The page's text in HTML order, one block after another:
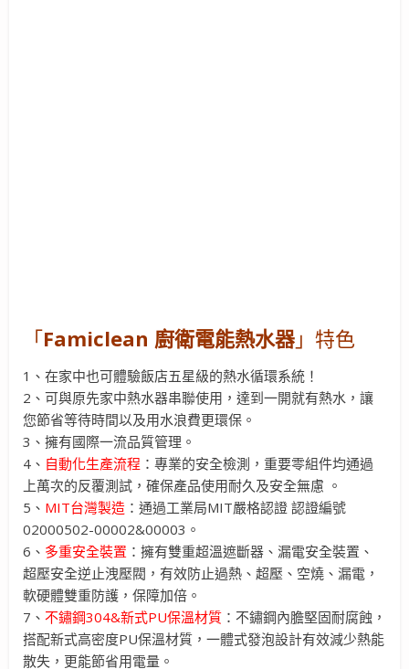
「Famiclean 廚衛電能熱水器 」特色
1、在家中也可體驗飯店五星級的熱水循環系統！
2、可與原先家中熱水器串聯使用，達到一開就有熱水，讓
您節省等待時間以及用水浪費更環保。
3、擁有國際一流品質管理。
4、 自動化生產流程 ：專業的安全檢測，重要零組件均通過
上萬次的反覆測試，確保產品使用耐久及安全無慮 。
5、 MIT台灣製造 ：通過工業局MIT嚴格認證 認證編號
02000502-00002&00003。
6、 多重安全裝置 ：擁有雙重超溫遮斷器、漏電安全裝置、
超壓安全逆止洩壓閥，有效防止過熱、超壓、空燒、漏電，
軟硬體雙重防護，保障加倍。
7、 不鏽鋼304&新式PU保溫材質 ：不鏽鋼內膽堅固耐腐蝕，
搭配新式高密度PU保溫材質，一體式發泡設計有效減少熱能
散失，更能節省用電量。